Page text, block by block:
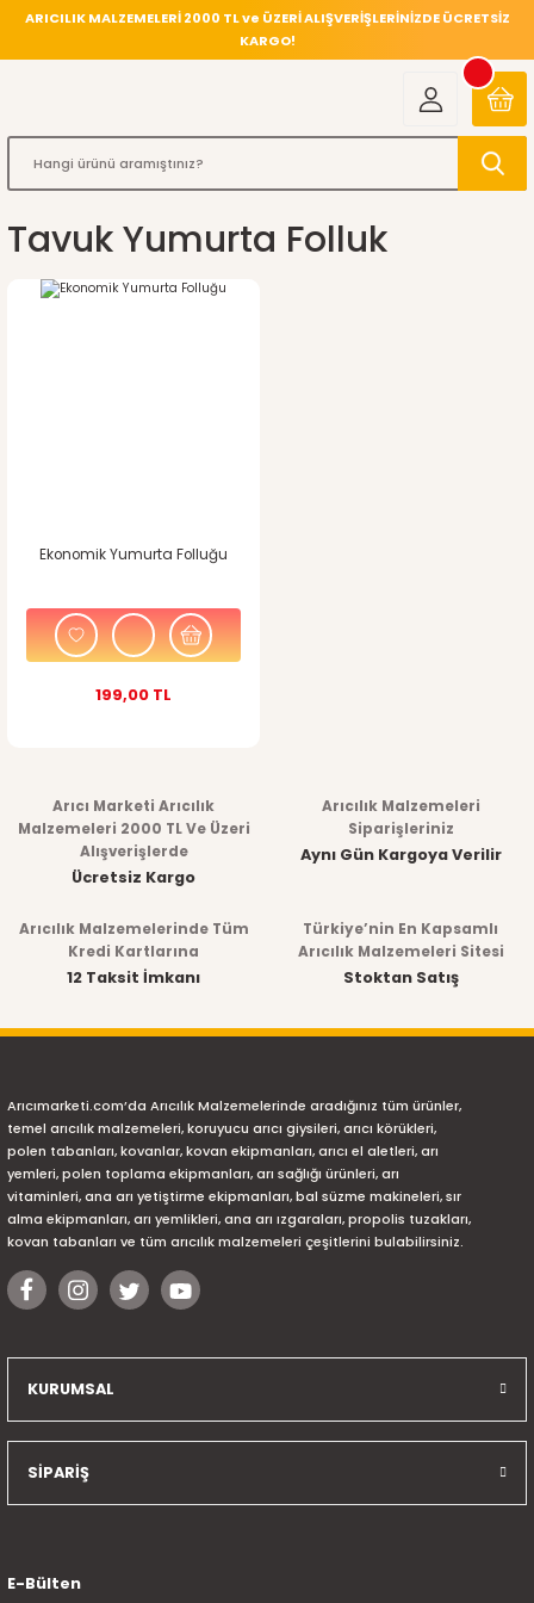
ARICILIK MALZEMELERİ 2000 TL ve ÜZERİ ALIŞVERİŞLERİNİZDE ÜCRETSİZ
KARGO!
Tavuk Yumurta Folluk
Ekonomik Yumurta Folluğu
199,00 TL
Arıcı Marketi Arıcılık
Malzemeleri 2000 TL Ve Üzeri
Alışverişlerde
Ücretsiz Kargo
Arıcılık Malzemeleri
Siparişleriniz
Aynı Gün Kargoya Verilir
Arıcılık Malzemelerinde Tüm
Kredi Kartlarına
12 Taksit İmkanı
Türkiye’nin En Kapsamlı
Arıcılık Malzemeleri Sitesi
Stoktan Satış
Arıcımarketi.com’da Arıcılık Malzemelerinde aradığınız tüm ürünler,
temel arıcılık malzemeleri, koruyucu arıcı giysileri, arıcı körükleri,
polen tabanları, kovanlar, kovan ekipmanları, arıcı el aletleri, arı
yemleri, polen toplama ekipmanları, arı sağlığı ürünleri, arı
vitaminleri, ana arı yetiştirme ekipmanları, bal süzme makineleri, sır
alma ekipmanları, arı yemlikleri, ana arı ızgaraları, propolis tuzakları,
kovan tabanları ve tüm arıcılık malzemeleri çeşitlerini bulabilirsiniz.
KURUMSAL
SİPARİŞ
E-Bülten